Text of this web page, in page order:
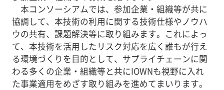
本コンソーシアムでは、参加企業・組織等が共に
協調して、本技術の利用に関する技術仕様やノウハ
ウの共有、課題解決等に取り組みます。これによっ
て、本技術を活用したリスク対応を広く誰もが行え
る環境づくりを目的として、サプライチェーンに関
わる多くの企業・組織等と共にIOWNも視野に入れ
た事業適用をめざす取り組みを進めてまいります。